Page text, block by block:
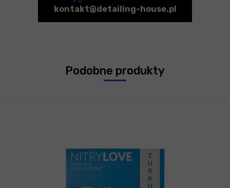
kontakt@detailing-house.pl
Podobne produkty